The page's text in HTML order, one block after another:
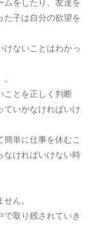
た子は自分の欲望を
けないことはわかっ
ことを正しく判断
ていかなければいけ
単に仕事を休むこ
なければいけない時
ん。
取り残されていき